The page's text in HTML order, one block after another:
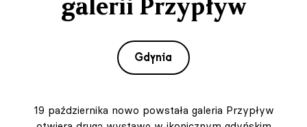
Gdynia
19 października nowo powstała galeria Przypływ